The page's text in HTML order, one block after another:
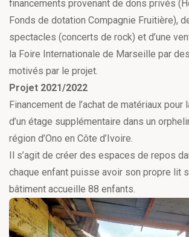
financements provenant de dons privés
Fonds de dotation Compagnie Fruitière),
spectacles (concerts de rock) et d’une
la Foire Internationale de Marseille par
motivés par le projet.
Projet 2021/2022
Financement de l’achat de matériaux pour
d’un étage supplémentaire dans un
région d’Ono en Côte d’Ivoire.
Il s’agit de créer des espaces de repos
chaque enfant puisse avoir son propre lit
bâtiment accueille 88 enfants.